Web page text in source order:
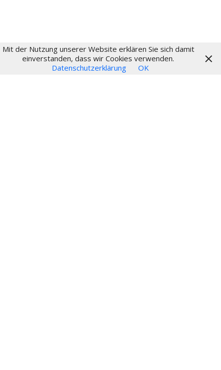
© 2024
Mit der Nutzung unserer Website erklären Sie sich damit
einverstanden, dass wir Cookies verwenden.
Datenschutzerklärung
OK